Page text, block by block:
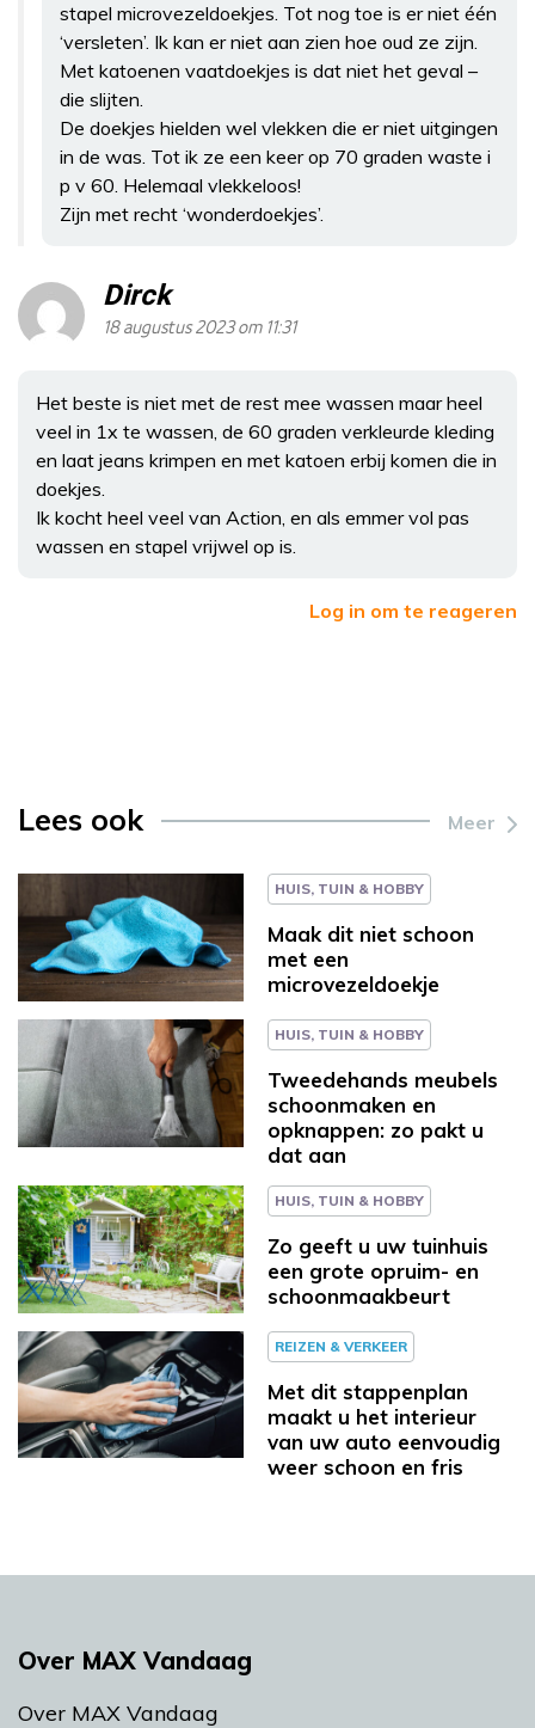
stapel microvezeldoekjes. Tot nog toe is er niet één
‘versleten’. Ik kan er niet aan zien hoe oud ze zijn.
Met katoenen vaatdoekjes is dat niet het geval –
die slijten.
De doekjes hielden wel vlekken die er niet uitgingen
in de was. Tot ik ze een keer op 70 graden waste i
p v 60. Helemaal vlekkeloos!
Zijn met recht ‘wonderdoekjes’.
Dirck
18 augustus 2023 om 11:31
Het beste is niet met de rest mee wassen maar heel
veel in 1x te wassen, de 60 graden verkleurde kleding
en laat jeans krimpen en met katoen erbij komen die in
doekjes.
Ik kocht heel veel van Action, en als emmer vol pas
wassen en stapel vrijwel op is.
Log in om te reageren
Lees ook Meer
HUIS, TUIN & HOBBY
Maak dit niet schoon
met een
microvezeldoekje
HUIS, TUIN & HOBBY
Tweedehands meubels
schoonmaken en
opknappen: zo pakt u
dat aan
HUIS, TUIN & HOBBY
Zo geeft u uw tuinhuis
een grote opruim- en
schoonmaakbeurt
REIZEN & VERKEER
Met dit stappenplan
maakt u het interieur
van uw auto eenvoudig
weer schoon en fris
Over MAX Vandaag
Over MAX Vandaag